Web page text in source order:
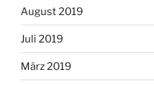
August 2019
Juli 2019
März 2019